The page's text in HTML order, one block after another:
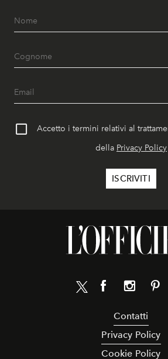
Accetto i termini relativi al
della Privacy Policy
Contatti
Privacy Policy
Cookie Policy